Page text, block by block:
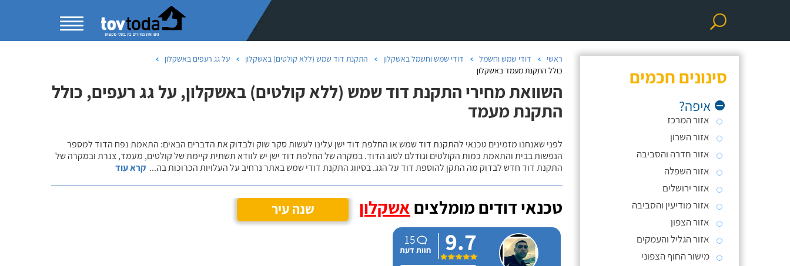
סינונים חכמים
איפה?
אזור המרכז
אזור השרון
אזור חדרה והסביבה
אזור השפלה
אזור ירושלים
אזור מודיעין והסביבה
אזור הצפון
אזור הגליל והעמקים
מישור החוף הצפוני
ראשי דודי שמש וחשמל דודי שמש וחשמל באשקלון התקנת דוד שמש (ללא קולטים) באשקלון
על גג רעפים באשקלון
כולל התקנת מעמד באשקלון
השוואת מחירי התקנת דוד שמש (ללא קולטים) באשקלון, על גג רעפים, כולל
התקנת מעמד
לפני שאנחנו מזמינים טכנאי להתקנת דוד שמש או החלפת דוד ישן עלינו לעשות סקר שוק ולבדוק את הדברים הבאים: התאמת נפח הדוד למספר
הנפשות בבית והתאמת כמות הקולטים וגודלם לסוג הדוד. במקרה של החלפת דוד ישן יש לוודא תשתית קיימת של קולטים, מעמד, צנרת ובמקרה של
התקנת דוד חדש לבדוק מה התקן להוספת דוד על הגג. בסיווג התקנת דודי שמש באתר נרחיב על העלויות הכרוכות בה... קרא עוד
טכנאי דודים מומלצים אשקלון שנה עיר
9.7
15
חוות דעת